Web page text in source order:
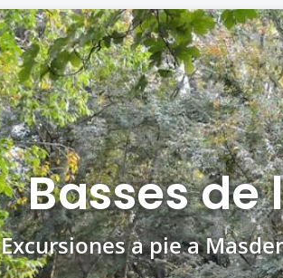
Basses de
Excursiones a pie a